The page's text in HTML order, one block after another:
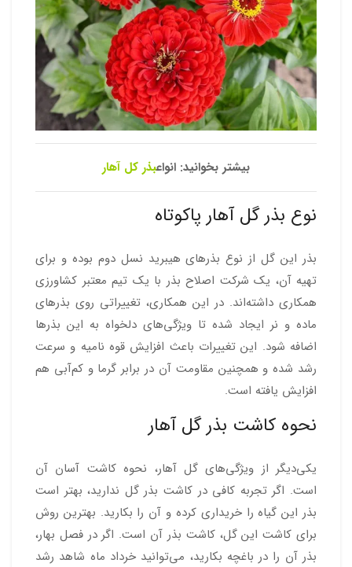
بیشتر بخوانید: انواعبذر کل آهار
نوع بذر گل آهار پاکوتاه
بذر این گل از نوع بذرهای هیبرید نسل دوم بوده و برای
تهیه آن، یک شرکت اصلاح بذر با یک تیم معتبر کشاورزی
همکاری داشته‌اند. در این همکاری، تغییراتی روی بذرهای
ماده و نر ایجاد شده تا ویژگی‌های دلخواه به این بذرها
اضافه شود. این تغییرات باعث افزایش قوه نامیه و سرعت
رشد شده و همچنین مقاومت آن در برابر گرما و کم‌آبی هم
افزایش یافته است.
نحوه کاشت بذر گل آهار
یکی‌دیگر از ویژگی‌های گل آهار، نحوه کاشت آسان آن
است. اگر تجربه کافی در کاشت بذر گل ندارید، بهتر است
بذر این گیاه را خریداری کرده و آن را بکارید. بهترین روش
برای کاشت این گل، کاشت بذر آن است. اگر در فصل بهار،
بذر آن را در باغچه بکارید، می‌توانید خرداد ماه شاهد رشد